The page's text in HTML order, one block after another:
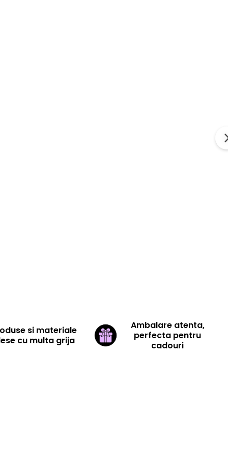
si materiale
cu multa grija
Ambalare atenta,
perfecta pentru
cadouri